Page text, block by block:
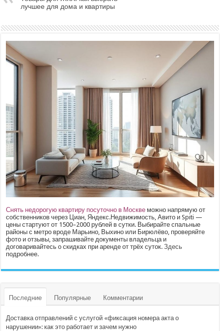
лучшее для дома и квартиры
Снять недорогую квартиру посуточно в Москве можно напрямую от
собственников через Циан, Яндекс.Недвижимость, Авито и Spiti —
цены стартуют от 1500–2000 рублей в сутки. Выбирайте спальные
районы с метро вроде Марьино, Выхино или Бирюлёво, проверяйте
фото и отзывы, запрашивайте документы владельца и
договаривайтесь о скидках при аренде от трёх суток.Здесь
подробнее.
Последние Популярные Комментарии
Доставка отправлений с услугой «фиксация номера акта о
нарушении»: как это работает и зачем нужно